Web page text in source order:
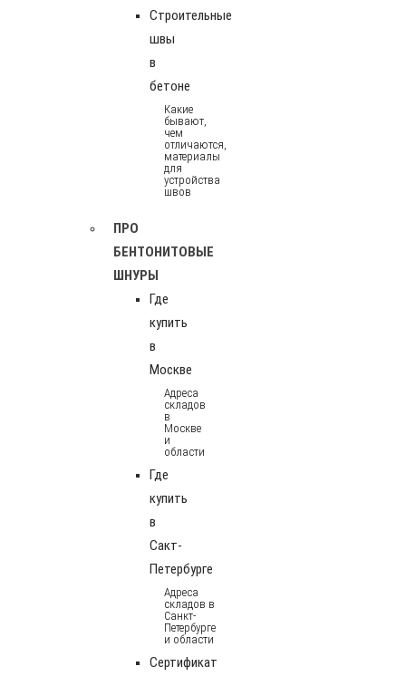
Строительные
швы
в
бетоне
Какие
бывают,
чем
отличаются,
материалы
для
устройства
швов
ПРО
БЕНТОНИТОВЫЕ
ШНУРЫ
Где
купить
в
Москве
Адреса
складов
в
Москве
и
области
Где
купить
в
Сакт-
Петербурге
Адреса
складов в
Санкт-
Петербурге
и области
Сертификат